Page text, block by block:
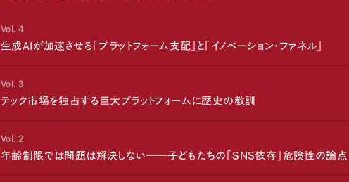
Vol. 4
生成AIが加速させる「プラットフォーム支配」と「イノベーション・ファネル」
Vol. 3
テック市場を独占する巨大プラットフォームに歴史の教訓
Vol. 2
年齢制限では問題は解決しない――子どもたちの「SNS依存」危険性の論点